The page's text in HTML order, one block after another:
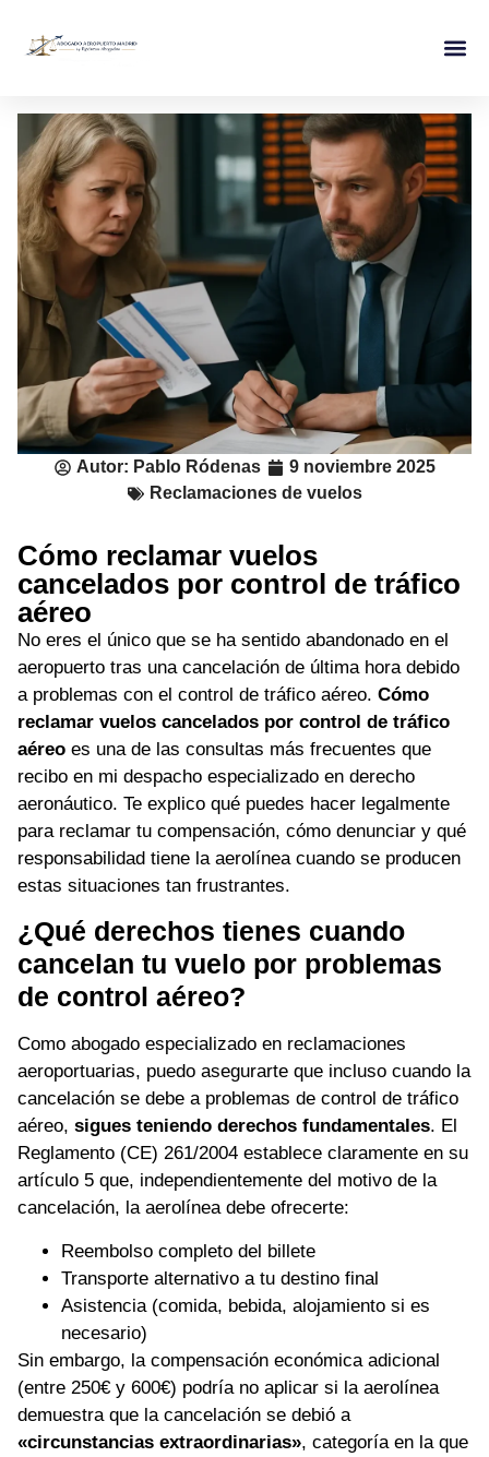
Autor: Pablo Ródenas
9 noviembre 2025
Reclamaciones de vuelos
Cómo reclamar vuelos
cancelados por control de tráfico
aéreo
No eres el único que se ha sentido abandonado en el
aeropuerto tras una cancelación de última hora debido
a problemas con el control de tráfico aéreo. Cómo
reclamar vuelos cancelados por control de tráfico
aéreo es una de las consultas más frecuentes que
recibo en mi despacho especializado en derecho
aeronáutico. Te explico qué puedes hacer legalmente
para reclamar tu compensación, cómo denunciar y qué
responsabilidad tiene la aerolínea cuando se producen
estas situaciones tan frustrantes.
¿Qué derechos tienes cuando
cancelan tu vuelo por problemas
de control aéreo?
Como abogado especializado en reclamaciones
aeroportuarias, puedo asegurarte que incluso cuando la
cancelación se debe a problemas de control de tráfico
aéreo, sigues teniendo derechos fundamentales. El
Reglamento (CE) 261/2004 establece claramente en su
artículo 5 que, independientemente del motivo de la
cancelación, la aerolínea debe ofrecerte:
Reembolso completo del billete
Transporte alternativo a tu destino final
Asistencia (comida, bebida, alojamiento si es
necesario)
Sin embargo, la compensación económica adicional
(entre 250€ y 600€) podría no aplicar si la aerolínea
demuestra que la cancelación se debió a
«circunstancias extraordinarias», categoría en la que